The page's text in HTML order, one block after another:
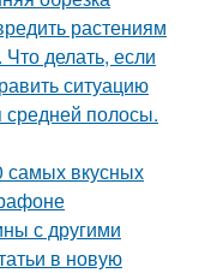
растениям
делать, если
ситуацию
средней полосы.
самых вкусных
с другими
в новую